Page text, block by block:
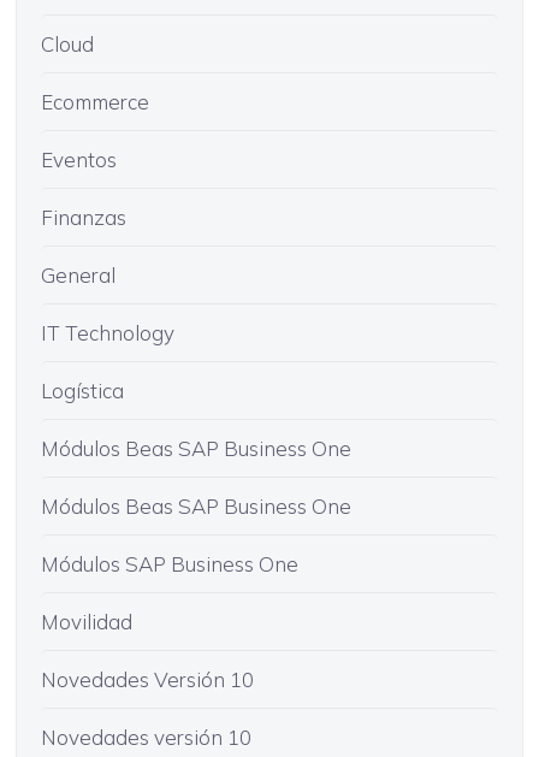
Cloud
Ecommerce
Eventos
Finanzas
General
IT Technology
Logística
Módulos Beas SAP Business One
Módulos Beas SAP Business One
Módulos SAP Business One
Movilidad
Novedades Versión 10
Novedades versión 10